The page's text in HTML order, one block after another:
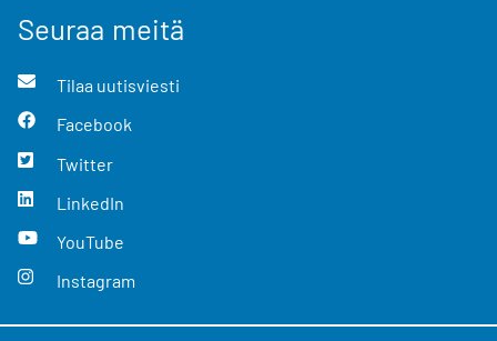
Seuraa meitä
Tilaa uutisviesti
Facebook
Twitter
LinkedIn
YouTube
Instagram